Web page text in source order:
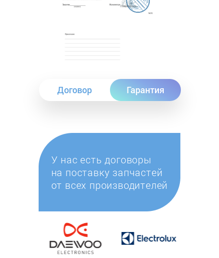
Договор Гарантия
У нас есть договоры
на поставку запчастей
от всех производителей